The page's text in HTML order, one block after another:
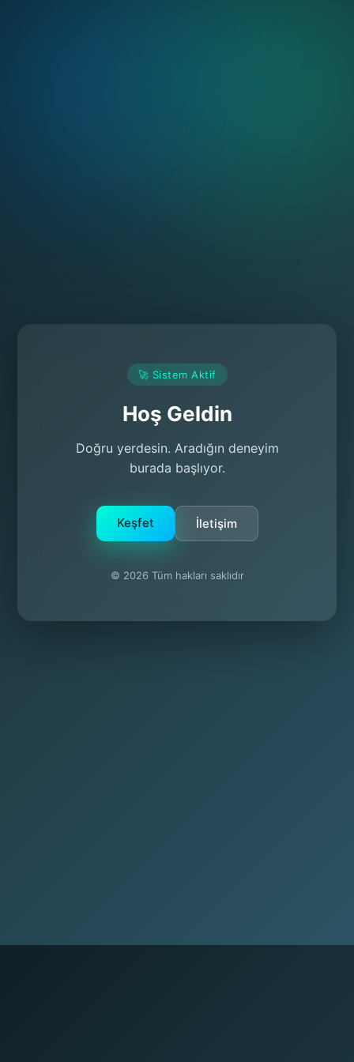
🚀 Sistem Aktif
Hoş Geldin
Doğru yerdesin. Aradığın deneyim
burada başlıyor.
Keşfet İletişim
© 2026 Tüm hakları saklıdır